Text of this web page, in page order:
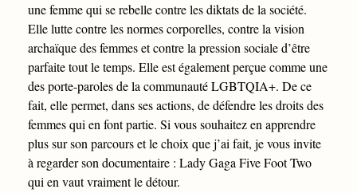
une femme qui se rebelle contre les diktats de la société.
Elle lutte contre les normes corporelles, contre la vision
archaïque des femmes et contre la pression sociale d’être
parfaite tout le temps. Elle est également perçue comme une
des porte-paroles de la communauté LGBTQIA+. De ce
fait, elle permet, dans ses actions, de défendre les droits des
femmes qui en font partie. Si vous souhaitez en apprendre
plus sur son parcours et le choix que j’ai fait, je vous invite
à regarder son documentaire : Lady Gaga Five Foot Two
qui en vaut vraiment le détour.